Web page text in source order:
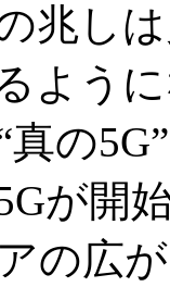
兆し
よう
真の
が開
の広